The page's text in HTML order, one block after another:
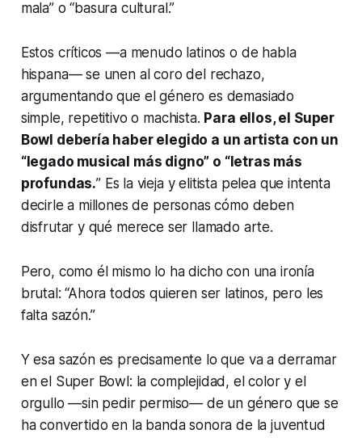
mala” o “basura cultural.”
Estos críticos —a menudo latinos o de habla
hispana— se unen al coro del rechazo,
argumentando que el género es demasiado
simple, repetitivo o machista. Para ellos, el Super
Bowl debería haber elegido a un artista con un
“legado musical más digno” o “letras más
profundas.” Es la vieja y elitista pelea que intenta
decirle a millones de personas cómo deben
disfrutar y qué merece ser llamado arte.
Pero, como él mismo lo ha dicho con una ironía
brutal: “Ahora todos quieren ser latinos, pero les
falta sazón.”
Y esa sazón es precisamente lo que va a derramar
en el Super Bowl: la complejidad, el color y el
orgullo —sin pedir permiso— de un género que se
ha convertido en la banda sonora de la juventud